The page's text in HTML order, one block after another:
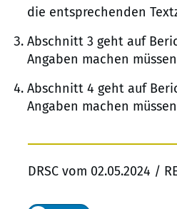
die entsprechenden
Abschnitt 3 geht auf
Angaben machen
Abschnitt 4 geht auf
Angaben machen
DRSC vom 02.05.2024 /